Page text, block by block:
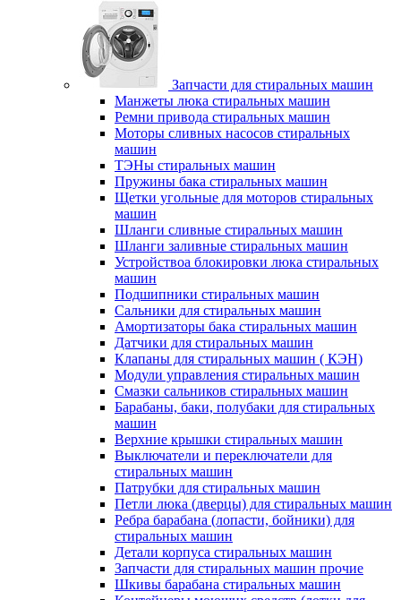
Запчасти для стиральных машин
Манжеты люка стиральных машин
Ремни привода стиральных машин
Моторы сливных насосов стиральных
машин
ТЭНы стиральных машин
Пружины бака стиральных машин
Щетки угольные для моторов стиральных
машин
Шланги сливные стиральных машин
Шланги заливные стиральных машин
Устройствоа блокировки люка стиральных
машин
Подшипники стиральных машин
Сальники для стиральных машин
Амортизаторы бака стиральных машин
Датчики для стиральных машин
Клапаны для стиральных машин ( КЭН)
Модули управления стиральных машин
Смазки сальников стиральных машин
Барабаны, баки, полубаки для стиральных
машин
Верхние крышки стиральных машин
Выключатели и переключатели для
стиральных машин
Патрубки для стиральных машин
Петли люка (дверцы) для стиральных машин
Ребра барабана (лопасти, бойники) для
стиральных машин
Детали корпуса стиральных машин
Запчасти для стиральных машин прочие
Шкивы барабана стиральных машин